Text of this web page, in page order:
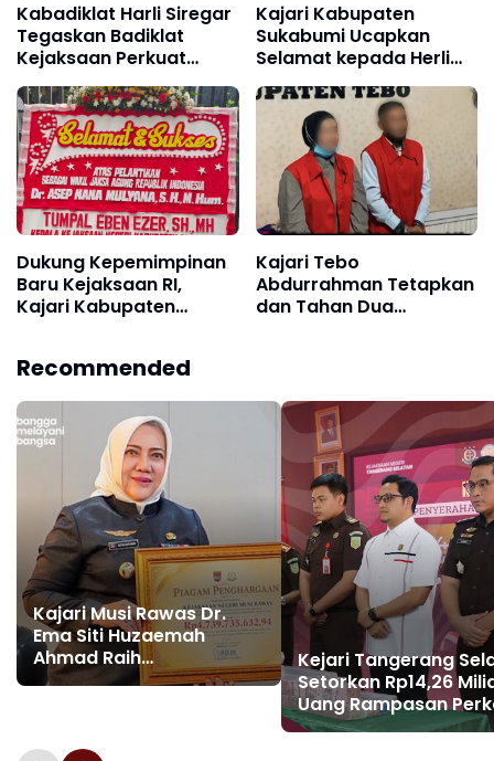
Kabadiklat Harli Siregar
Tegaskan Badiklat
Kejaksaan Perkuat
Kompetensi Jaksa
melalui Pelatihan
Implementasi KUHP dan
KUHAP Nasional
Kajari Kabupaten
Sukabumi Ucapkan
Selamat kepada Herli
Siregar atas Pelantikan
sebagai Kabadiklat
Kejaksaan RI
Dukung Kepemimpinan
Baru Kejaksaan RI,
Kajari Kabupaten
Ucapan Selamat Wakil
Jaksa Agung Hingga
Kabadiklat
Kajari Tebo
Abdurrahman Tetapkan
dan Tahan Dua
Miliar
Recommended
Kajari Musi Rawas Dr.
Ema Siti Huzaemah
Ahmad Raih
Penghargaan dari Bupati,
Miliar
Kejari Tangerang
Setorkan Rp14,26
Uang Rampasan
Pinjaman Online